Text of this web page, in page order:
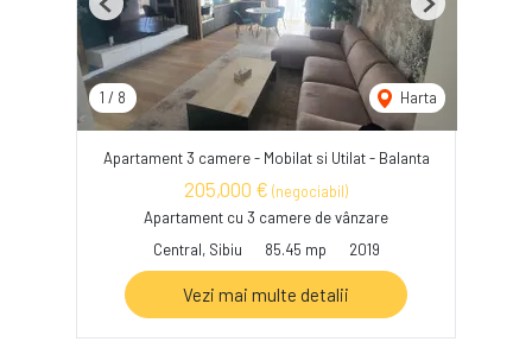
1 / 8 Harta
Previous Next
Apartament 3 camere - Mobilat si Utilat - Balanta
205,000 € (negociabil)
Apartament cu 3 camere de vânzare
Central, Sibiu
85.45 mp 2019
Vezi mai multe detalii